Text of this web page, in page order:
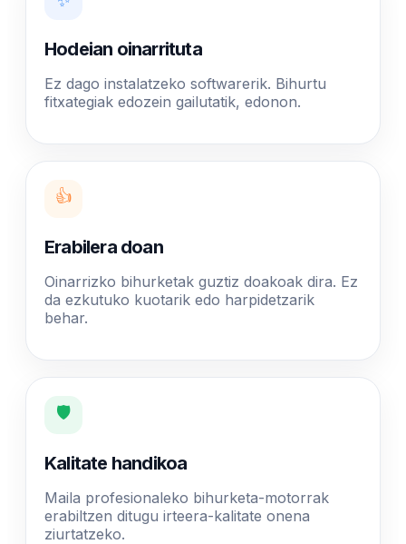
Hodeian oinarrituta
Ez dago instalatzeko softwarerik. Bihurtu
fitxategiak edozein gailutatik, edonon.
👍
Erabilera doan
Oinarrizko bihurketak guztiz doakoak dira. Ez
da ezkutuko kuotarik edo harpidetzarik
behar.
🛡️
Kalitate handikoa
Maila profesionaleko bihurketa-motorrak
erabiltzen ditugu irteera-kalitate onena
ziurtatzeko.